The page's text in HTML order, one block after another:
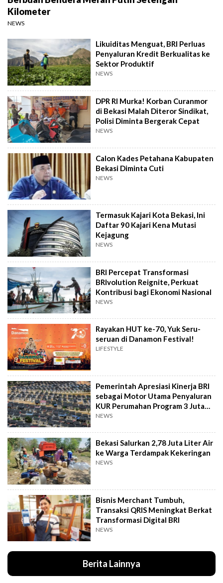
Kilometer
NEWS
Likuiditas Menguat, BRI Perluas
Penyaluran Kredit Berkualitas ke
Sektor Produktif
NEWS
DPR RI Murka! Korban Curanmor
di Bekasi Malah Diteror Sindikat,
Polisi Diminta Bergerak Cepat
NEWS
Calon Kades Petahana Kabupaten
Bekasi Diminta Cuti
NEWS
Termasuk Kajari Kota Bekasi, Ini
Daftar 90 Kajari Kena Mutasi
Kejagung
NEWS
BRI Percepat Transformasi
BRIvolution Reignite, Perkuat
Kontribusi bagi Ekonomi Nasional
NEWS
Rayakan HUT ke-70, Yuk Seru-
seruan di Danamon Festival!
LIFESTYLE
Pemerintah Apresiasi Kinerja BRI
sebagai Motor Utama Penyaluran
KUR Perumahan Program 3 Juta
Rumah
NEWS
Bekasi Salurkan 2,78 Juta Liter Air
ke Warga Terdampak Kekeringan
NEWS
Bisnis Merchant Tumbuh,
Transaksi QRIS Meningkat Berkat
Transformasi Digital BRI
NEWS
Berita Lainnya